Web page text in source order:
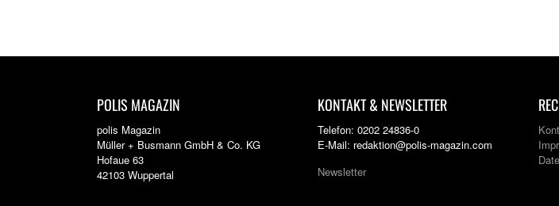
POLIS MAGAZIN
polis Magazin
Müller + Busmann GmbH & Co. KG
Hofaue 63
42103 Wuppertal
KONTAKT & NEWSLETTER
Telefon: 0202 24836-0
E-Mail: redaktion@polis-magazin.com
Newsletter